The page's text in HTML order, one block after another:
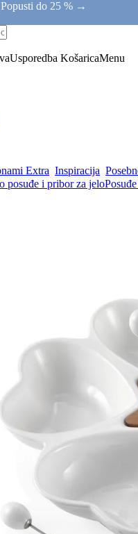
Popusti do 25 % →
Usporedba KošaricaMenu
Extra Inspiracija
posuđe i pribor za jelo